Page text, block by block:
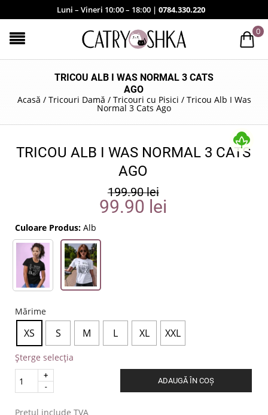
Luni – Vineri 10:00 – 18:00 | 0784.330.220
0
TRICOU ALB I WAS NORMAL 3 CATS
AGO
Acasă / Tricouri Damă / Tricouri cu Pisici / Tricou Alb I Was
Normal 3 Cats Ago
TRICOU ALB I WAS NORMAL 3 CATS
AGO
199.90lei
99.90 lei
Culoare Produs: Alb
Mărime
XS S M L XL XXL
Șterge selecția
Quantity
ADAUGĂ ÎN COȘ
Prețul include TVA